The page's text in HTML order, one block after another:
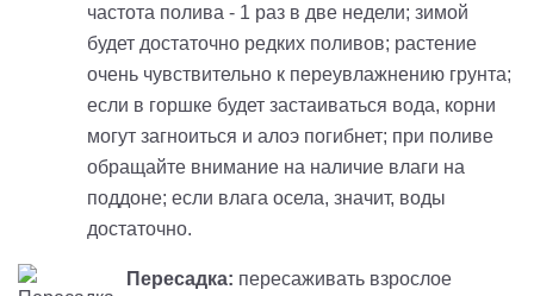
частота полива - 1 раз в две недели; зимой
будет достаточно редких поливов; растение
очень чувствительно к переувлажнению грунта;
если в горшке будет застаиваться вода, корни
могут загноиться и алоэ погибнет; при поливе
обращайте внимание на наличие влаги на
поддоне; если влага осела, значит, воды
достаточно.
Пересадка: пересаживать взрослое